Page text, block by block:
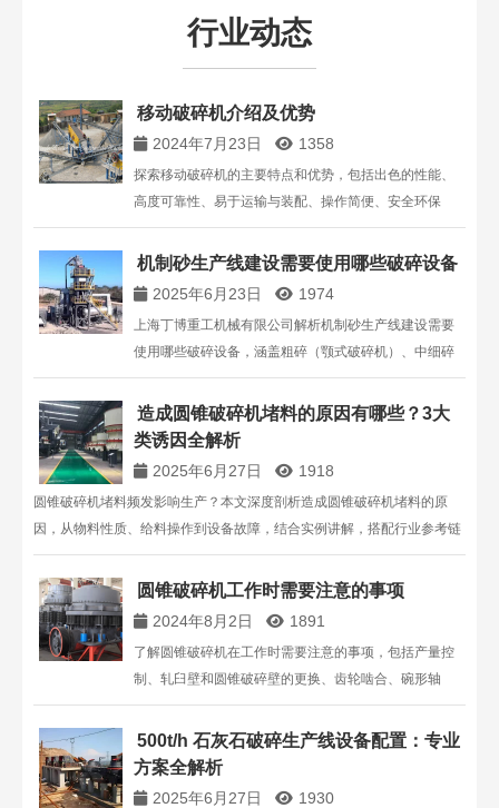
行业动态
移动破碎机介绍及优势
2024年7月23日 1358
探索移动破碎机的主要特点和优势，包括出色的性能、
高度可靠性、易于运输与装配、操作简便、安全环保
等。了解丁博重工的移动破碎站处理能力、履带式移动
破碎机特点以及公司提供的全系列设备解决方案。
机制砂生产线建设需要使用哪些破碎设备
2025年6月23日 1974
上海丁博重工机械有限公司解析机制砂生产线建设需要
使用哪些破碎设备，涵盖粗碎（颚式破碎机）、中细碎
（反击式 / 圆锥破碎机）、制砂整形（冲击式制砂机）及
辅助设备，结合技术参数与案例，为生产线规划提供专
业参考。
造成圆锥破碎机堵料的原因有哪些？3大
类诱因全解析
2025年6月27日 1918
圆锥破碎机堵料频发影响生产？本文深度剖析造成圆锥破碎机堵料的原
因，从物料性质、给料操作到设备故障，结合实例讲解，搭配行业参考链
接，助您快速定位问题根源。
圆锥破碎机工作时需要注意的事项
2024年8月2日 1891
了解圆锥破碎机在工作时需要注意的事项，包括产量控
制、轧臼壁和圆锥破碎壁的更换、齿轮啮合、碗形轴
承、密封装置、衬套维护以及外露转动部分的防护。确
保设备高效稳定运行。
500t/h 石灰石破碎生产线设备配置：专业
方案全解析
2025年6月27日 1930